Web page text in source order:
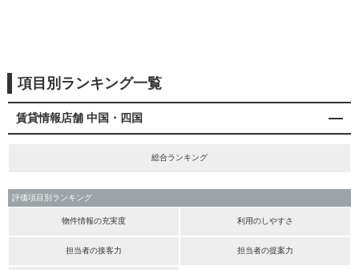
項目別ランキング一覧
賃貸情報店舗 中国・四国
総合ランキング
評価項目別ランキング
物件情報の充実度 利用のしやすさ
担当者の接客力 担当者の提案力